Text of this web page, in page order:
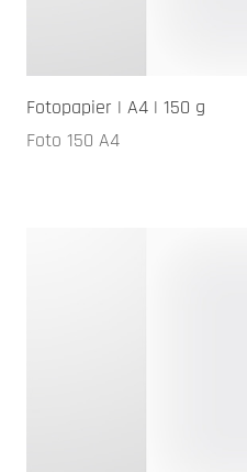
Fotopapier | A4 | 150 g
Foto 150 A4